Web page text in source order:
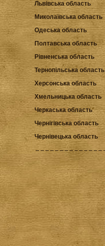
Львівська область
Миколаївська область
Одеська область
Полтавська область
Рівненська область
Тернопільська область
Херсонська область
Хмельницька область
Черкаська область
Чернігівська область
Чернівецька область